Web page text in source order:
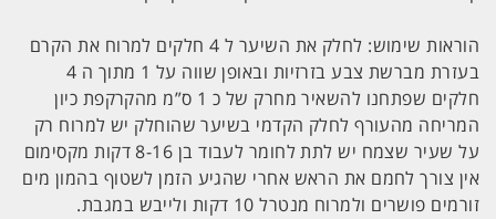
הוראות שימוש: לחלק את השיער ל 4 חלקים למרוח את הקרם
בעזרת מברשת צבע בזרזיות ובאופן שווה על 1 מתוך ה 4
חלקים שפתחנו להשאיר מחרק של כ 1 ס”מ מהקרקפת כיון
המריחה מהעורף לחלק הקדמי בשיער שהוחלק יש למרוח רק
על שעיר שצמח יש לתת לחומר לעבוד בן 8-16 דקות מקסימום
אין צורך לחמם את הראש אחרי שהגיע הזמן לשטוף בהמון מים
זורמים פושרים ולמרוח מנטרל 10 דקות ולייבש במגבת.